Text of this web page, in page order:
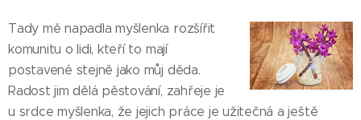
Tady mě napadla myšlenka rozšířit
komunitu o lidi, kteří to mají
postavené stejně jako můj děda.
Radost jim dělá pěstování, zahřeje je
u srdce myšlenka, že jejich práce je užitečná a ještě